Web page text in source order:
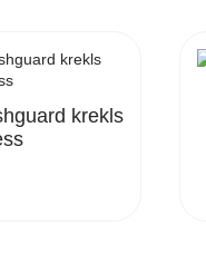
€
krekls